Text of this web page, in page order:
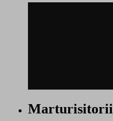
Marturisitorii